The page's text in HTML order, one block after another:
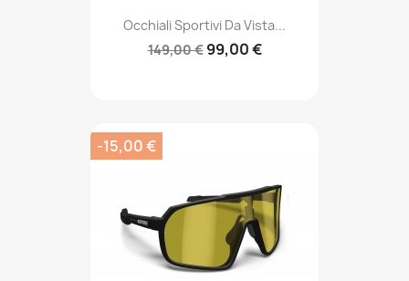
Occhiali Sportivi Da Vista...
149,00 € 99,00 €
-15,00 €